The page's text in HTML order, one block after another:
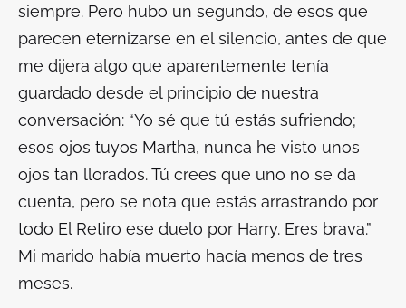
siempre. Pero hubo un segundo, de esos que
parecen eternizarse en el silencio, antes de que
me dijera algo que aparentemente tenía
guardado desde el principio de nuestra
conversación: “Yo sé que tú estás sufriendo;
esos ojos tuyos Martha, nunca he visto unos
ojos tan llorados. Tú crees que uno no se da
cuenta, pero se nota que estás arrastrando por
todo El Retiro ese duelo por Harry. Eres brava.”
Mi marido había muerto hacía menos de tres
meses.